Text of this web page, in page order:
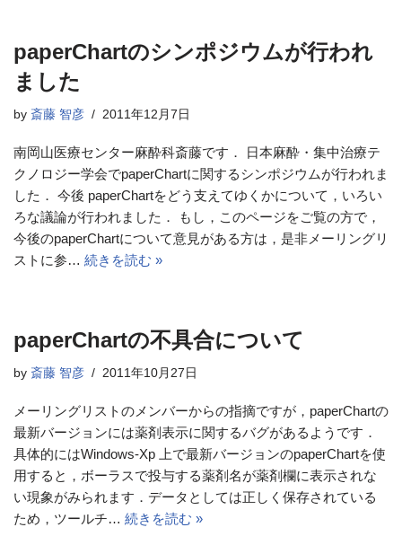
paperChartのシンポジウムが行われ
ました
by 斎藤 智彦 2011年12月7日
南岡山医療センター麻酔科斎藤です． 日本麻酔・集中治療テ
クノロジー学会でpaperChartに関するシンポジウムが行われま
した． 今後 paperChartをどう支えてゆくかについて，いろい
ろな議論が行われました． もし，このページをご覧の方で，
今後のpaperChartについて意見がある方は，是非メーリングリ
ストに参… 続きを読む »
paperChartの不具合について
by 斎藤 智彦 2011年10月27日
メーリングリストのメンバーからの指摘ですが，paperChartの
最新バージョンには薬剤表示に関するバグがあるようです．
具体的にはWindows-Xp 上で最新バージョンのpaperChartを使
用すると，ボーラスで投与する薬剤名が薬剤欄に表示されな
い現象がみられます．データとしては正しく保存されている
ため，ツールチ… 続きを読む »